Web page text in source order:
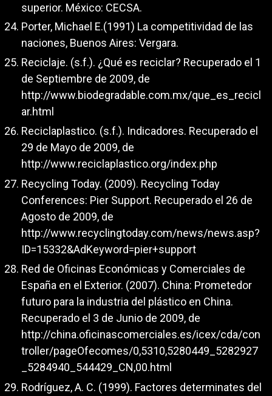
superior. México: CECSA.
Porter, Michael E.(1991) La competitividad de las
naciones, Buenos Aires: Vergara.
Reciclaje. (s.f.). ¿Qué es reciclar? Recuperado el 1
de Septiembre de 2009, de
http://www.biodegradable.com.mx/que_es_recicl
ar.html
Reciclaplastico. (s.f.). Indicadores. Recuperado el
29 de Mayo de 2009, de
http://www.reciclaplastico.org/index.php
Recycling Today. (2009). Recycling Today
Conferences: Pier Support. Recuperado el 26 de
Agosto de 2009, de
http://www.recyclingtoday.com/news/news.asp?
ID=15332&AdKeyword=pier+support
Red de Oficinas Económicas y Comerciales de
España en el Exterior. (2007). China: Prometedor
futuro para la industria del plástico en China.
Recuperado el 3 de Junio de 2009, de
http://china.oficinascomerciales.es/icex/cda/con
troller/pageOfecomes/0,5310,5280449_5282927
_5284940_544429_CN,00.html
Rodríguez, A. C. (1999). Factores determinates del